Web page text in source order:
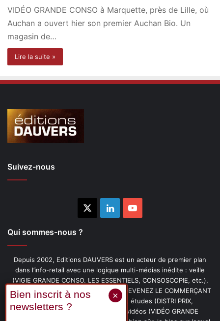
VIDÉO GRANDE CONSO à Marquette, près de Lille, où
Auchan a ouvert hier son premier Auchan Bio. Un
magasin de…
Lire la suite »
Suivez-nous
LinkedinYouTube
Qui sommes-nous ?
Depuis 2002, Editions DAUVERS est un acteur de premier plan
dans l’info-retail avec une logique multi-médias inédite : veille
(VIGIE GRANDE CONSO, LES ESSENTIELS, CONSOSCOPIE, etc.),
livres (PENSER-CLIENT, IMAGE-PRIX, DEVENEZ LE COMMERÇANT
PRÉFÉRÉ DE VOS CLIENTS, etc.), études (DISTRI PRIX,
PROMOFLASH, DRIVE INSIGHTS), vidéos (VIDÉO GRANDE